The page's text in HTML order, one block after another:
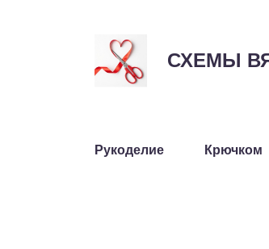
СХЕМЫ
Рукоделие Крючком